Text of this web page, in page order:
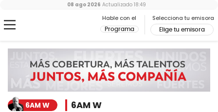
Hable con el
Programa
Selecciona tu emisora
Elige tu emisora
08 ago 2026 Actualizado 18:49
6AM W 6AM W